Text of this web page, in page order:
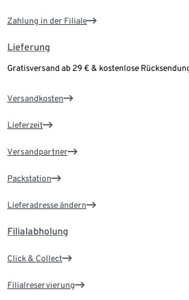
Zahlung in der Filiale
Lieferung
Gratisversand ab 29 € & kostenlose
Versandkosten
Lieferzeit
Versandpartner
Packstation
Lieferadresse ändern
Filialabholung
Click & Collect
Filialreservierung